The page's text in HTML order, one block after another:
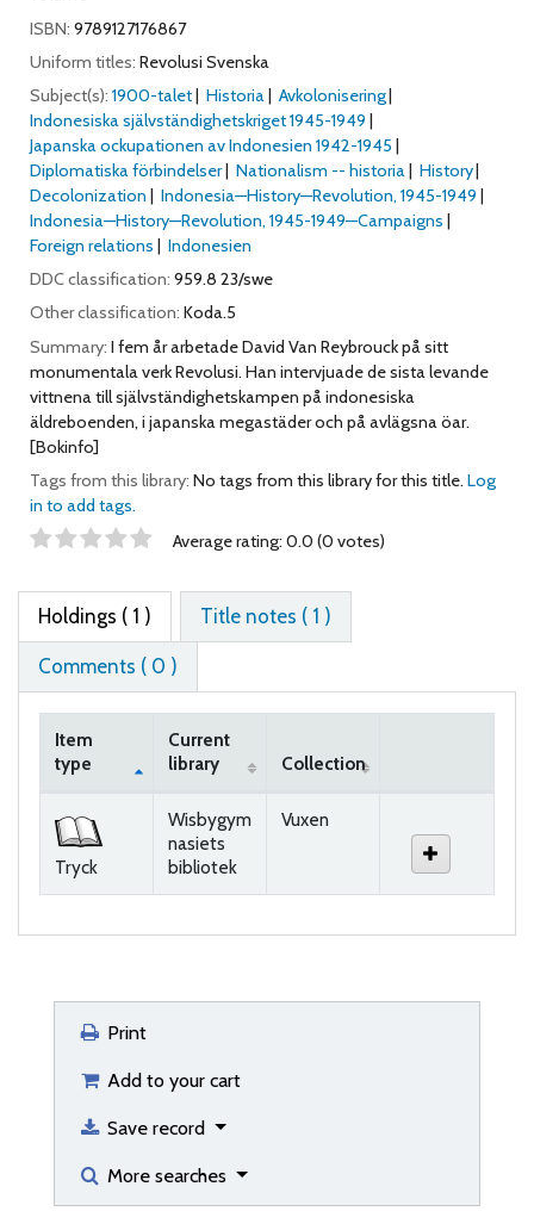
ISBN: 9789127176867
Uniform titles: Revolusi Svenska
Subject(s): 1900-talet Historia
Avkolonisering
Indonesiska självständighetskriget 1945-1949
Japanska ockupationen av Indonesien 1942-1945
Diplomatiska förbindelser
Nationalism -- historia
History
Decolonization
Indonesia—History—Revolution, 1945-1949
Indonesia—History—Revolution, 1945-1949—Campaigns
Foreign relations
Indonesien
DDC classification: 959.8 23/swe
Other classification: Koda.5
Summary: I fem år arbetade David Van Reybrouck på sitt
monumentala verk Revolusi. Han intervjuade de sista levande
vittnena till självständighetskampen på indonesiska
äldreboenden, i japanska megastäder och på avlägsna öar.
[Bokinfo]
Tags from this library: No tags from this library for this title. Log
in to add tags.
Star ratings Average rating: 0.0 (0 votes)
Holdings ( 1 ) Title notes ( 1 )
Comments ( 0 )
Item
type
Current
library
Collection
Tryck
Wisbygym
nasiets
bibliotek
Vuxen
Print
Add to your cart
Save record
More searches